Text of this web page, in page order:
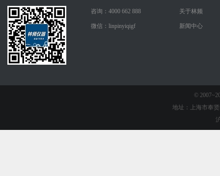
咨询：4000 662 888
微信：linpinyiqigf
关于林频
新闻中心
©
地址：上海市奉